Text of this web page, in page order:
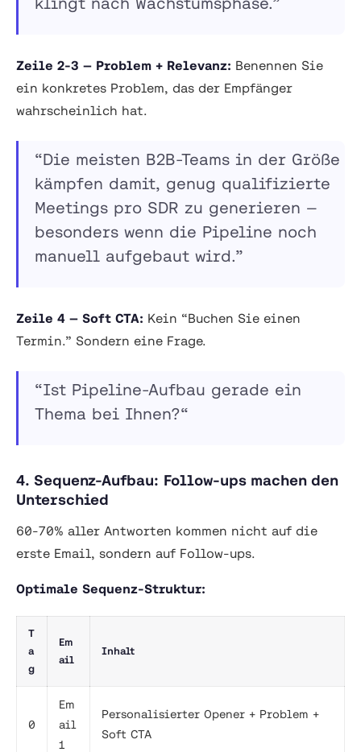
Zeile 2-3 — Problem + Relevanz: Benennen Sie
ein konkretes Problem, das der Empfänger
wahrscheinlich hat.
“Die meisten B2B-Teams in der Größe
kämpfen damit, genug qualifizierte
Meetings pro SDR zu generieren —
besonders wenn die Pipeline noch
manuell aufgebaut wird.”
Zeile 4 — Soft CTA: Kein “Buchen Sie einen
Termin.” Sondern eine Frage.
“Ist Pipeline-Aufbau gerade ein
Thema bei Ihnen?“
4. Sequenz-Aufbau: Follow-ups machen den
Unterschied
60-70% aller Antworten kommen nicht auf die
erste Email, sondern auf Follow-ups.
Optimale Sequenz-Struktur:
T
a
g
Em
ail
Inhalt
0
Em
ail
1
Personalisierter Opener + Problem +
Soft CTA